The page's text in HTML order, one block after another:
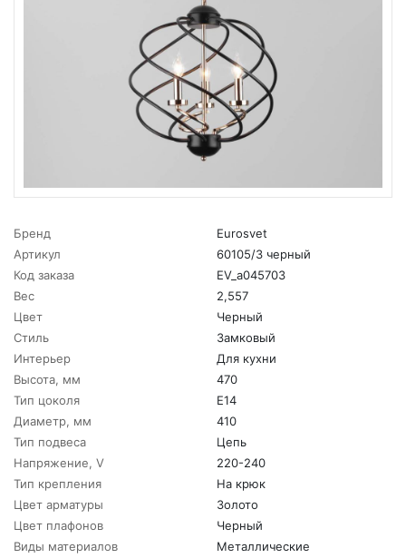
Бренд
Eurosvet
Артикул
60105/3 черный
Код заказа
EV_a045703
Вес
2,557
Цвет
Черный
Стиль
Замковый
Интерьер
Для кухни
Высота, мм
470
Тип цоколя
E14
Диаметр, мм
410
Тип подвеса
Цепь
Напряжение, V
220-240
Тип крепления
На крюк
Цвет арматуры
Золото
Цвет плафонов
Черный
Виды материалов
Металлические